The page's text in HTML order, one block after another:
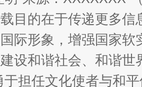
目的在于传递更多
际形象，增强国家
设和谐社会、和谐
于担任文化使者与和